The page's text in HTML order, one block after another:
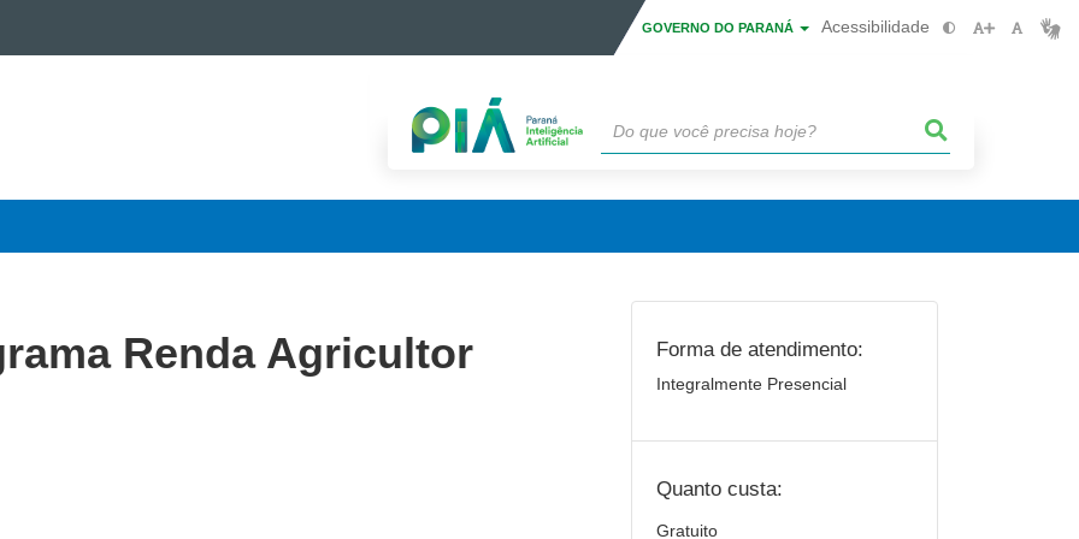
GOVERNO DO PARANÁ Acessibilidade
Renda Agricultor
Forma de atendimento:
Integralmente Presencial
Quanto custa:
Gratuito